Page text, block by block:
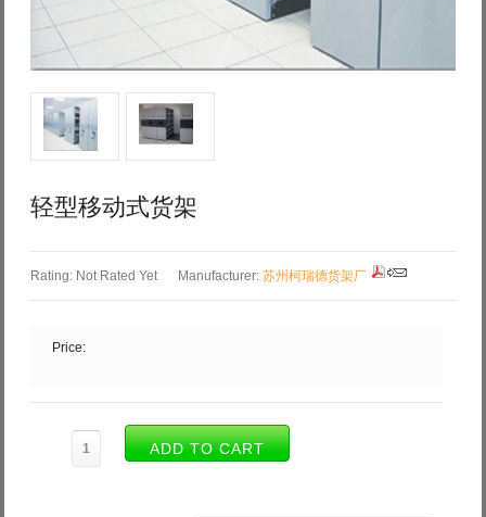
轻型移动式货架
Rating: Not Rated Yet Manufacturer: 苏州柯瑞德货架厂
Price: